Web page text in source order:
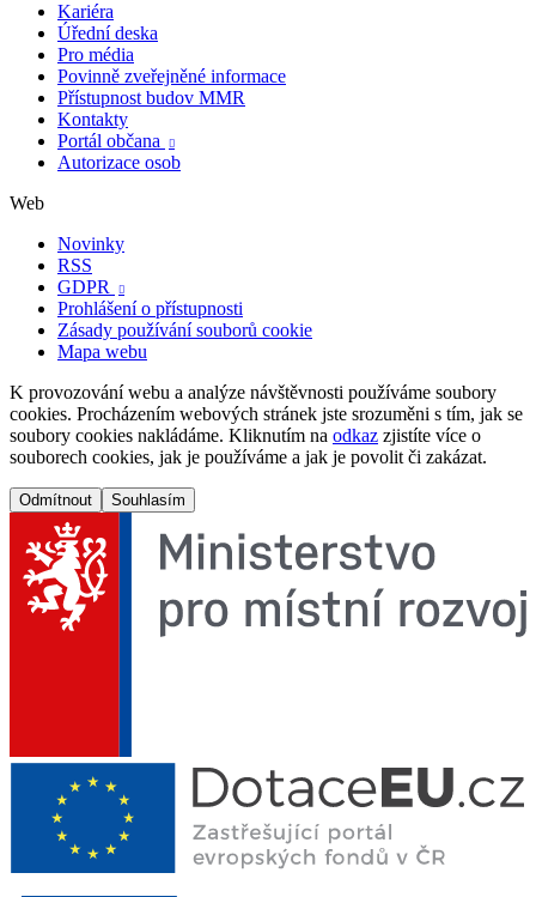
Kariéra
Úřední deska
Pro média
Povinně zveřejněné informace
Přístupnost budov MMR
Kontakty
Portál občana

Autorizace osob
Web
Novinky
RSS
GDPR

Prohlášení o přístupnosti
Zásady používání souborů cookie
Mapa webu
K provozování webu a analýze návštěvnosti používáme soubory
cookies. Procházením webových stránek jste srozuměni s tím, jak se
soubory cookies nakládáme. Kliknutím na odkaz zjistíte více o
souborech cookies, jak je používáme a jak je povolit či zakázat.
Odmítnout Souhlasím